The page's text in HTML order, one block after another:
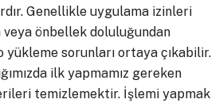
Genellikle uygulama izinleri
veya önbellek doluluğundan
yükleme sorunları ortaya çıkabilir.
ilk yapmamız gereken
temizlemektir. İşlemi yapmak